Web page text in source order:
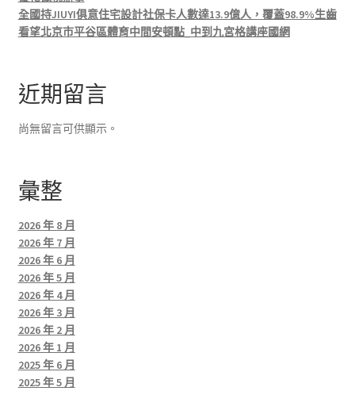
全國持JIUYI俱意住宅設計社保卡人數達13.9億人，覆蓋98.9%生齒
看望北京市平谷區體育中間安頓點_中到九宮格講座國網
近期留言
尚無留言可供顯示。
彙整
2026 年 8 月
2026 年 7 月
2026 年 6 月
2026 年 5 月
2026 年 4 月
2026 年 3 月
2026 年 2 月
2026 年 1 月
2025 年 6 月
2025 年 5 月